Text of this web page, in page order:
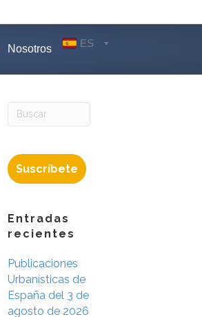
Nosotros ES
Suscríbete
Entradas
recientes
Publicaciones
Urbanísticas de
España del 3 de
agosto de 2026